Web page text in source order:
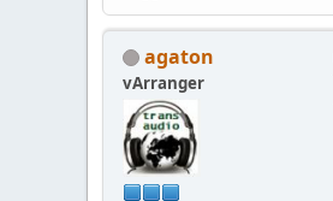
agaton
vArranger